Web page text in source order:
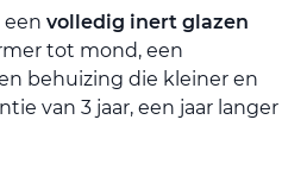
volledig inert glazen
tot mond, een
behuizing die kleiner en
van 3 jaar, een jaar langer